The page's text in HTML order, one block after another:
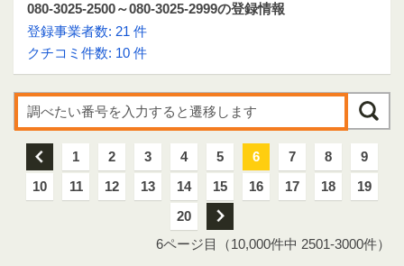
080-3025-2500～080-3025-2999の登録情報
登録事業者数: 21 件
クチコミ件数: 10 件
前 1 2 3 4 5 6 7 8
9
10
11 12 13 14 15 16 17 18
19
20
次
6ページ目（10,000件中 2501-3000件）